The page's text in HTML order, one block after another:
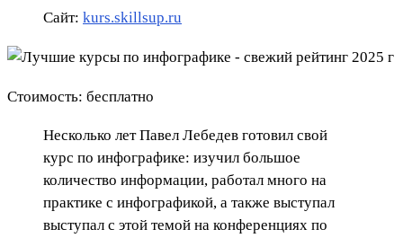
Сайт: kurs.skillsup.ru
Стоимость: бесплатно
Несколько лет Павел Лебедев готовил свой
курс по инфографике: изучил большое
количество информации, работал много на
практике с инфографикой, а также выступал
выступал с этой темой на конференциях по